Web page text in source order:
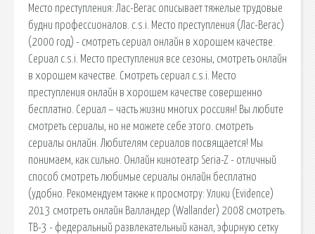
Место преступления: Лас-Вегас описывает тяжелые трудовые
будни профессионалов. c.s.i. Место преступления (Лас-Вегас)
(2000 год) - смотреть сериал онлайн в хорошем качестве.
Сериал c.s.i. Место преступления все сезоны, смотреть онлайн
в хорошем качестве. Смотреть сериал c.s.i. Место
преступления онлайн в хорошем качестве совершенно
бесплатно. Сериал – часть жизни многих россиян! Вы любите
смотреть сериалы, но не можете себе этого. cмотреть
сериалы онлайн. Любителям сериалов посвящается! Мы
понимаем, как сильно. Онлайн кинотеатр Seria-Z - отличный
способ смотреть любимые сериалы онлайн бесплатно
(удобно. Рекомендуем также к просмотру: Улики (Evidence)
2013 смотреть онлайн Валландер (Wallander) 2008 смотреть.
ТВ-3 - федеральный развлекательный канал, эфирную сетку